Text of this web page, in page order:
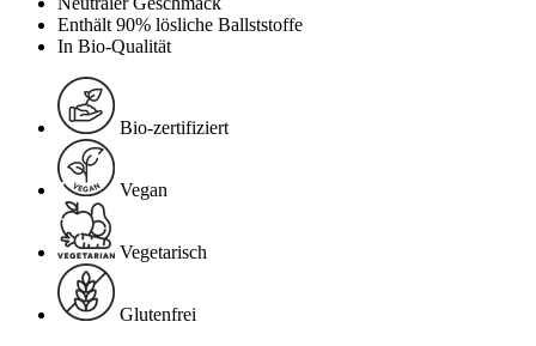
Enthält 90% lösliche Ballststoffe
In Bio-Qualität
Bio-zertifiziert
Vegan
Vegetarisch
Glutenfrei